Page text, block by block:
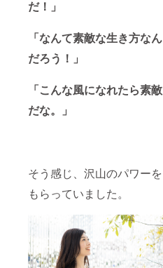
だ！」
「なんて素敵な生き方なん
だろう！」
「こんな風になれたら素敵
だな。」
そう感じ、沢山のパワーを
もらっていました。